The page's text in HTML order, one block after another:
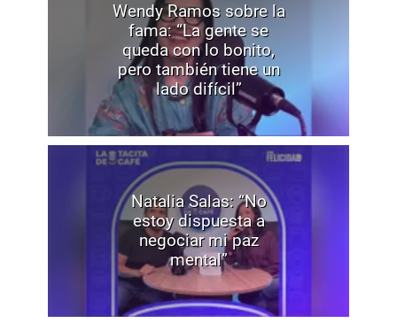
Wendy Ramos sobre la
fama: “La gente se
queda con lo bonito,
pero también tiene un
lado difícil”
Natalia Salas: “No
estoy dispuesta a
negociar mi paz
mental”